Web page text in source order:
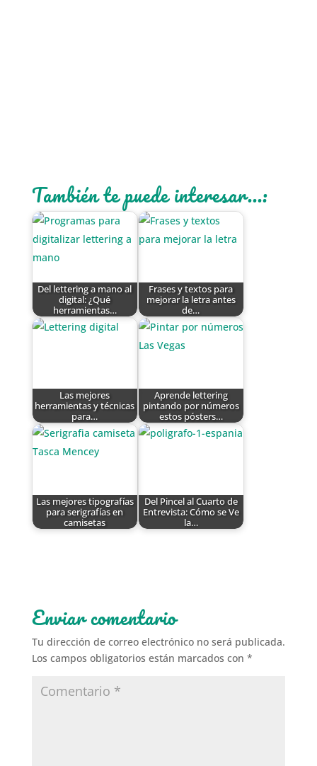
También te puede interesar...:
Del lettering a mano al
digital: ¿Qué
herramientas…
Frases y textos para
mejorar la letra antes
de…
Las mejores
herramientas y técnicas
para…
Aprende lettering
pintando por números
estos pósters…
Las mejores tipografías
para serigrafías en
camisetas
Del Pincel al Cuarto de
Entrevista: Cómo se Ve
la…
Enviar comentario
Tu dirección de correo electrónico no será publicada.
Los campos obligatorios están marcados con *